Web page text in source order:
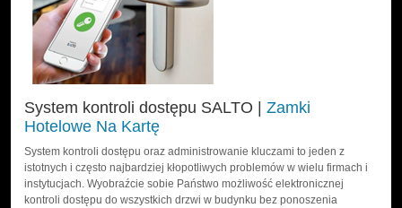
System kontroli dostępu SALTO | Zamki
Hotelowe Na Kartę
System kontroli dostępu oraz administrowanie kluczami to jeden z
istotnych i często najbardziej kłopotliwych problemów w wielu firmach i
instytucjach. Wyobraźcie sobie Państwo możliwość elektronicznej
kontroli dostępu do wszystkich drzwi w budynku bez ponoszenia